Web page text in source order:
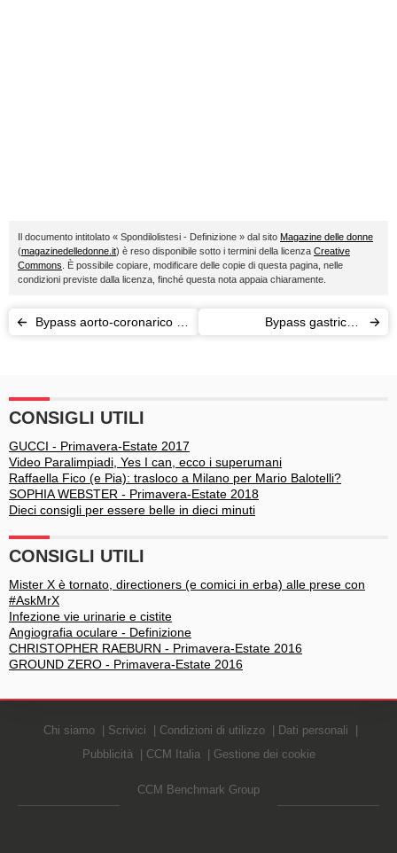
Il documento intitolato « Spondilolistesi - Definizione » dal sito Magazine delle donne
(magazinedelledonne.it) è reso disponibile sotto i termini della licenza Creative
Commons . È possibile copiare, modificare delle copie di questa pagina, nelle
condizioni previste dalla licenza, finché questa nota appaia chiaramente.
Bypass aorto-coronarico –
Bypass gastrico -
CONSIGLI UTILI
GUCCI - Primavera-Estate 2017
Video Paralimpiadi, Yes I can, ecco i superumani
Raffaella Fico (e Pia): trasloco a Milano per Mario Balotelli?
SOPHIA WEBSTER - Primavera-Estate 2018
Dieci consigli per essere belle in dieci minuti
CONSIGLI UTILI
Mister X è tornato, directioners (e comici in erba) alle prese con
#AskMrX
Infezione vie urinarie e cistite
Angiografia oculare - Definizione
CHRISTOPHER RAEBURN - Primavera-Estate 2016
GROUND ZERO - Primavera-Estate 2016
Chi siamo Scrivici Condizioni di utilizzo
Dati personali
Pubblicità
CCM Italia Gestione dei cookie
CCM Benchmark Group